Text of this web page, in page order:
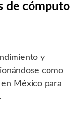
de cómputo
y
como
en México para